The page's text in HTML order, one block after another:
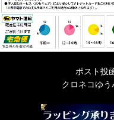
ポスト投
クロネコゆ